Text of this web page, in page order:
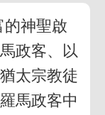
的神聖啟
政客、以
太宗教徒
馬政客中